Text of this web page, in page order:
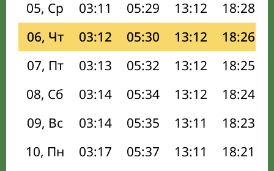
05, Ср
03:11 05:29 13:12 18:28
06, Чт
03:12 05:30 13:12 18:26
07, Пт
03:13 05:32 13:12 18:25
08, Сб
03:14 05:34 13:12 18:24
09, Вс
03:14 05:35 13:11 18:23
10, Пн
03:17 05:37 13:11 18:21